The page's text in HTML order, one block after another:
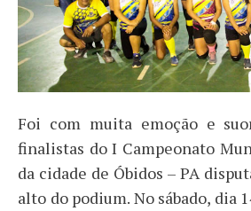
Foi com muita emoção e
finalistas do I Campeonato
da cidade de Óbidos – PA
alto do podium. No sábado, dia